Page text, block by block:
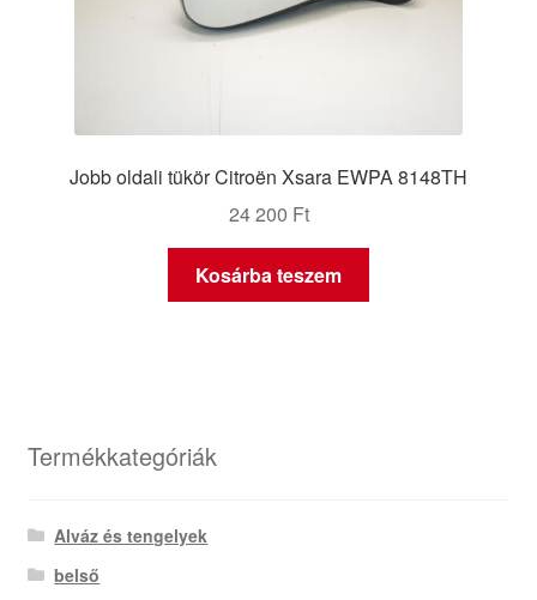
Jobb oldali tükör Citroën Xsara EWPA 8148TH
24 200 Ft
Kosárba teszem
Termékkategóriák
Alváz és tengelyek
belső